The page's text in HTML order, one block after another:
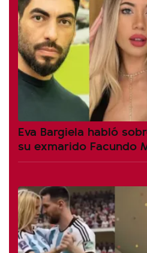
Eva Bargiela habló
su exmarido Facundo